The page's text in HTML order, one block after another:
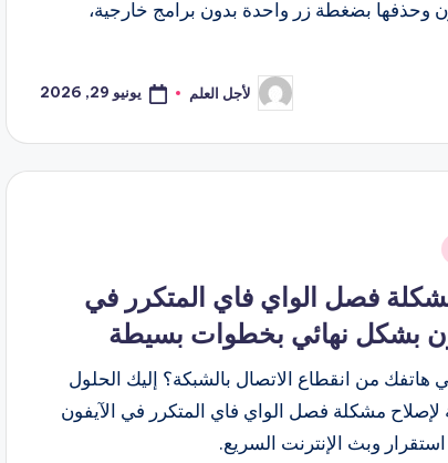
وحذفها بضغطة زر واحدة بدون برامج خارجية،
تمّ
النشر
لأجل العلم يونيو 29, 2026
فصل الواي فاي المتكرر في
بشكل نهائي بخطوات بسيطة
هاتفك من انقطاع الاتصال بالشبكة؟ إليك الحلول
لإصلاح مشكلة فصل الواي فاي المتكرر في الآيفون
وبث الإنترنت السريع.